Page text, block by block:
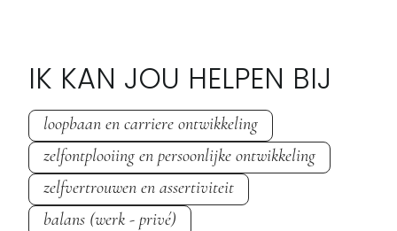
IK KAN JOU HELPEN BIJ
loopbaan en carriere ontwikkeling
zelfontplooiing en persoonlijke ontwikkeling
zelfvertrouwen en assertiviteit
balans (werk - privé)